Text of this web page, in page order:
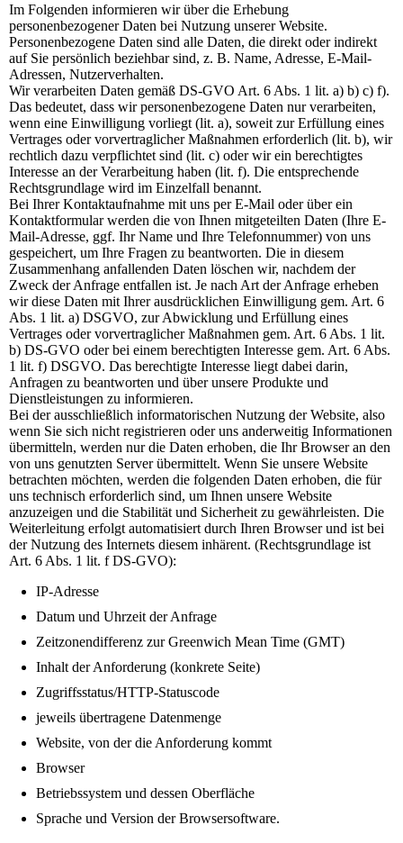
Im Folgenden informieren wir über die Erhebung
personenbezogener Daten bei Nutzung unserer Website.
Personenbezogene Daten sind alle Daten, die direkt oder indirekt
auf Sie persönlich beziehbar sind, z. B. Name, Adresse, E-Mail-
Adressen, Nutzerverhalten.
Wir verarbeiten Daten gemäß DS-GVO Art. 6 Abs. 1 lit. a) b) c) f).
Das bedeutet, dass wir personenbezogene Daten nur verarbeiten,
wenn eine Einwilligung vorliegt (lit. a), soweit zur Erfüllung eines
Vertrages oder vorvertraglicher Maßnahmen erforderlich (lit. b), wir
rechtlich dazu verpflichtet sind (lit. c) oder wir ein berechtigtes
Interesse an der Verarbeitung haben (lit. f). Die entsprechende
Rechtsgrundlage wird im Einzelfall benannt.
Bei Ihrer Kontaktaufnahme mit uns per E-Mail oder über ein
Kontaktformular werden die von Ihnen mitgeteilten Daten (Ihre E-
Mail-Adresse, ggf. Ihr Name und Ihre Telefonnummer) von uns
gespeichert, um Ihre Fragen zu beantworten. Die in diesem
Zusammenhang anfallenden Daten löschen wir, nachdem der
Zweck der Anfrage entfallen ist. Je nach Art der Anfrage erheben
wir diese Daten mit Ihrer ausdrücklichen Einwilligung gem. Art. 6
Abs. 1 lit. a) DSGVO, zur Abwicklung und Erfüllung eines
Vertrages oder vorvertraglicher Maßnahmen gem. Art. 6 Abs. 1 lit.
b) DS-GVO oder bei einem berechtigten Interesse gem. Art. 6 Abs.
1 lit. f) DSGVO. Das berechtigte Interesse liegt dabei darin,
Anfragen zu beantworten und über unsere Produkte und
Dienstleistungen zu informieren.
Bei der ausschließlich informatorischen Nutzung der Website, also
wenn Sie sich nicht registrieren oder uns anderweitig Informationen
übermitteln, werden nur die Daten erhoben, die Ihr Browser an den
von uns genutzten Server übermittelt. Wenn Sie unsere Website
betrachten möchten, werden die folgenden Daten erhoben, die für
uns technisch erforderlich sind, um Ihnen unsere Website
anzuzeigen und die Stabilität und Sicherheit zu gewährleisten. Die
Weiterleitung erfolgt automatisiert durch Ihren Browser und ist bei
der Nutzung des Internets diesem inhärent. (Rechtsgrundlage ist
Art. 6 Abs. 1 lit. f DS-GVO):
IP-Adresse
Datum und Uhrzeit der Anfrage
Zeitzonendifferenz zur Greenwich Mean Time (GMT)
Inhalt der Anforderung (konkrete Seite)
Zugriffsstatus/HTTP-Statuscode
jeweils übertragene Datenmenge
Website, von der die Anforderung kommt
Browser
Betriebssystem und dessen Oberfläche
Sprache und Version der Browsersoftware.